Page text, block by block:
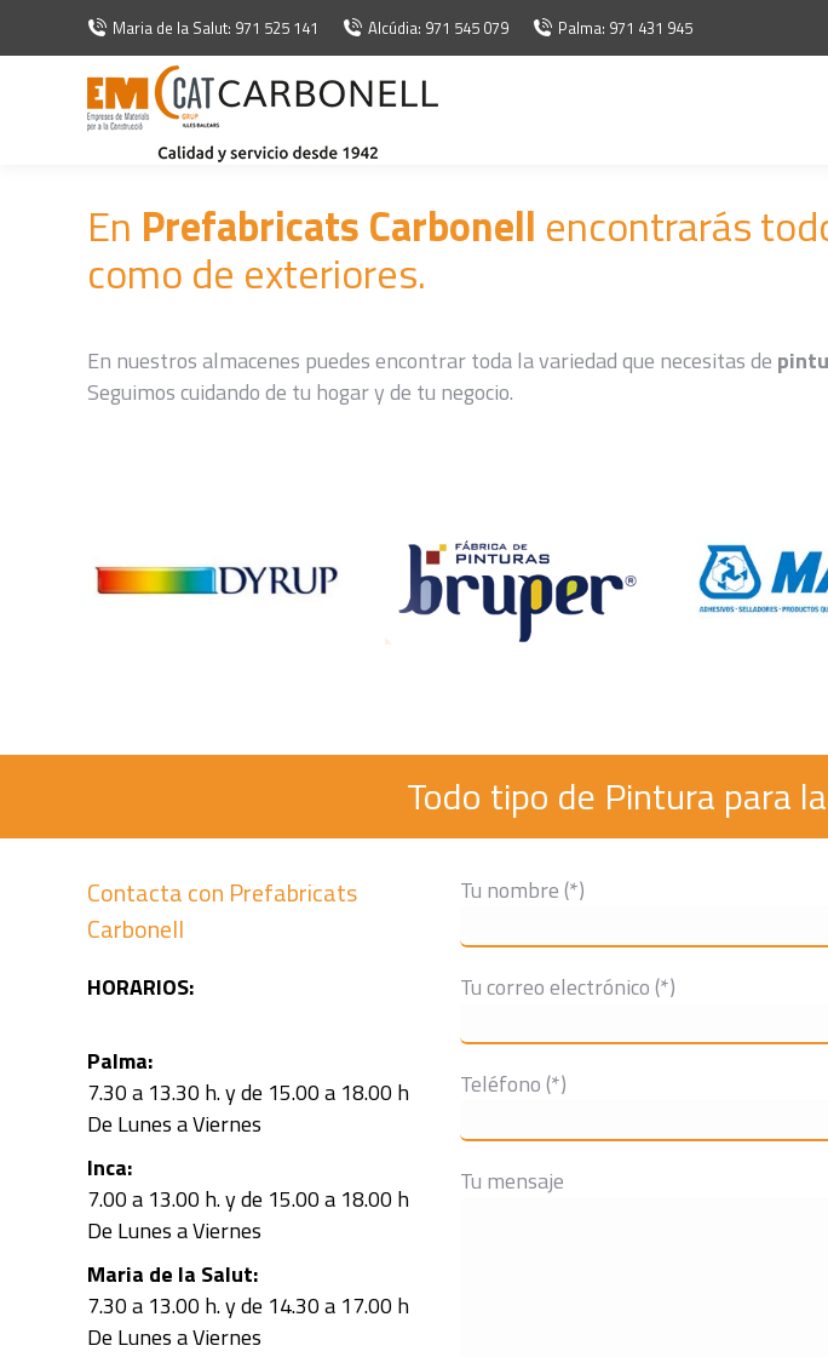
Maria de la Salut: 971 525 141 Alcúdia: 971 545 079 Palma: 971 431 945
En Prefabricats Carbonell encontrarás
como de exteriores.
En nuestros almacenes puedes encontrar toda la variedad que necesitas de
Seguimos cuidando de tu hogar y de tu negocio.
Todo tipo de Pintura para
Contacta con Prefabricats
Carbonell
HORARIOS:
Palma:
7.30 a 13.30 h. y de 15.00 a 18.00 h
De Lunes a Viernes
Inca:
7.00 a 13.00 h. y de 15.00 a 18.00 h
De Lunes a Viernes
Maria de la Salut:
7.30 a 13.00 h. y de 14.30 a 17.00 h
De Lunes a Viernes
Tu nombre (*)
Tu correo electrónico (*)
Teléfono (*)
Tu mensaje